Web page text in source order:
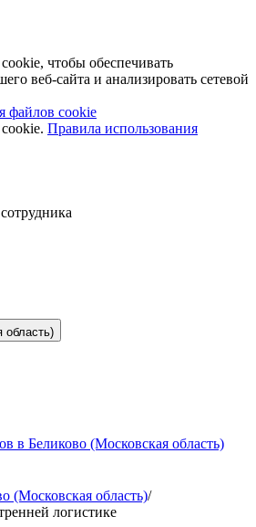
чтобы обеспечивать
веб-сайта и анализировать сетевой
файлов cookie
Правила использования
область)
в Беликово (Московская область)
(Московская область)/
логистике